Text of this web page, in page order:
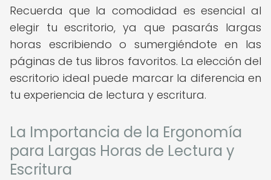
Recuerda que la comodidad es esencial al
elegir tu escritorio, ya que pasarás largas
horas escribiendo o sumergiéndote en las
páginas de tus libros favoritos. La elección del
escritorio ideal puede marcar la diferencia en
tu experiencia de lectura y escritura.
La Importancia de la Ergonomía
para Largas Horas de Lectura y
Escritura